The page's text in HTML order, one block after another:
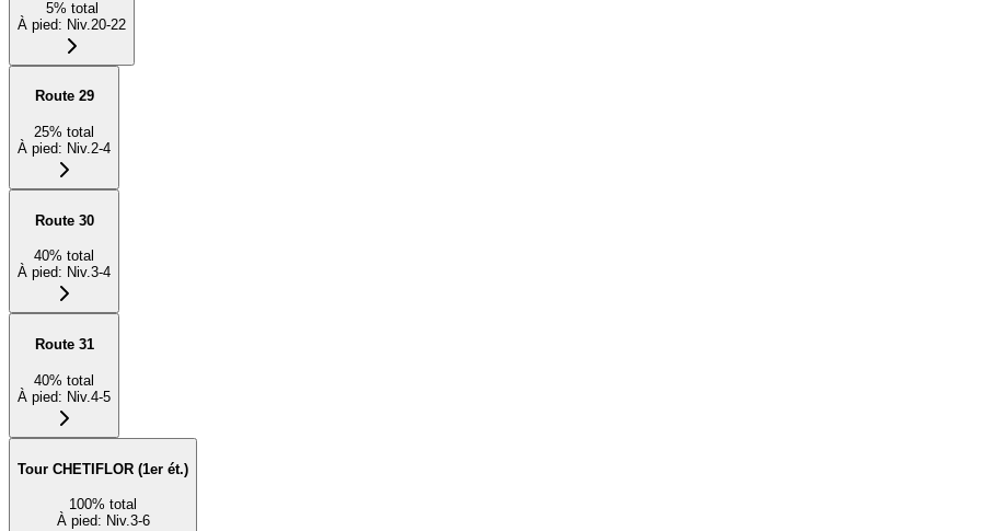
5% total
À pied: Niv.20-22
Route 29
25% total
À pied: Niv.2-4
Route 30
40% total
À pied: Niv.3-4
Route 31
40% total
À pied: Niv.4-5
Tour CHETIFLOR (1er ét.)
100% total
À pied: Niv.3-6